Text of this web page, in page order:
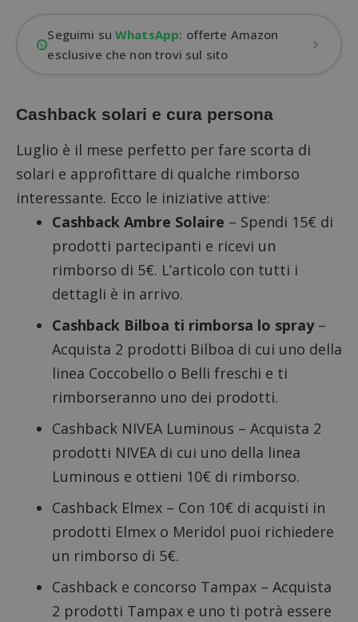
Seguimi suWhatsApp: offerte Amazon
esclusive che non trovi sul sito
Cashback solari e cura persona
Luglio è il mese perfetto per fare scorta di
solari e approfittare di qualche rimborso
interessante. Ecco le iniziative attive:
Cashback Ambre Solaire – Spendi 15€ di
prodotti partecipanti e ricevi un
rimborso di 5€. L’articolo con tutti i
dettagli è in arrivo.
Cashback Bilboa ti rimborsa lo spray–
Acquista 2 prodotti Bilboa di cui uno della
linea Coccobello o Belli freschi e ti
rimborseranno uno dei prodotti.
Cashback NIVEA Luminous – Acquista 2
prodotti NIVEA di cui uno della linea
Luminous e ottieni 10€ di rimborso.
Cashback Elmex – Con 10€ di acquisti in
prodotti Elmex o Meridol puoi richiedere
un rimborso di 5€.
Cashback e concorso Tampax – Acquista
2 prodotti Tampax e uno ti potrà essere